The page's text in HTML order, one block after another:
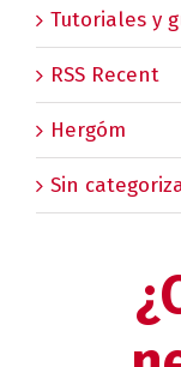
Tutoriales y
RSS Recent
Hergóm
Sin